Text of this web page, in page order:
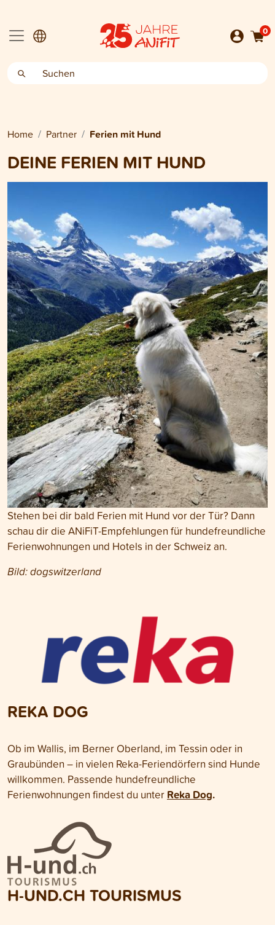
0
Home Partner Ferien mit Hund
DEINE FERIEN MIT HUND
Stehen bei dir bald Ferien mit Hund vor der Tür? Dann
schau dir die ANiFiT-Empfehlungen für hundefreundliche
Ferienwohnungen und Hotels in der Schweiz an.
Bild: dogswitzerland
REKA DOG
Ob im Wallis, im Berner Oberland, im Tessin oder in
Graubünden – in vielen Reka-Feriendörfern sind Hunde
willkommen. Passende hundefreundliche
Ferienwohnungen findest du unter Reka Dog.
H-UND.CH TOURISMUS